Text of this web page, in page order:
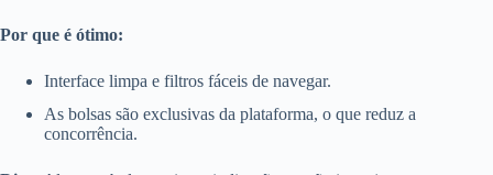
Por que é ótimo:
Interface limpa e filtros fáceis de navegar.
As bolsas são exclusivas da plataforma, o que reduz a
concorrência.